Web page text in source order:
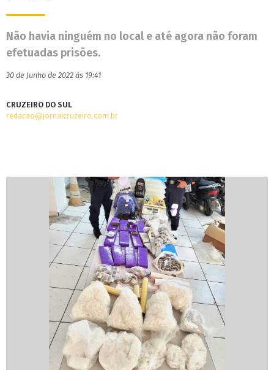
Não havia ninguém no local e até agora não foram
efetuadas prisões.
30 de Junho de 2022 às 19:41
CRUZEIRO DO SUL
redacao@jornalcruzeiro.com.br